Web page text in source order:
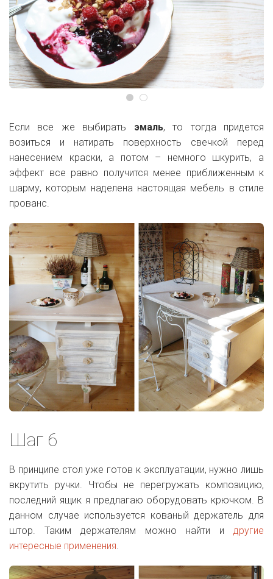
Если все же выбирать эмаль, то тогда придется
возиться и натирать поверхность свечкой перед
нанесением краски, а потом – немного шкурить, а
эффект все равно получится менее приближенным к
шарму, которым наделена настоящая мебель в стиле
прованс.
Шаг 6
В принципе стол уже готов к эксплуатации, нужно лишь
вкрутить ручки. Чтобы не перегружать композицию,
последний ящик я предлагаю оборудовать крючком. В
данном случае используется кованый держатель для
штор. Таким держателям можно найти и другие
интересные применения.